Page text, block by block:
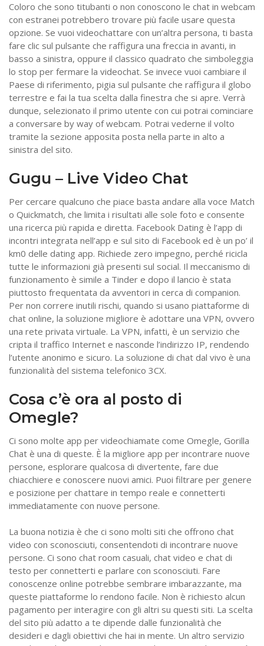
Coloro che sono titubanti o non conoscono le chat in webcam
con estranei potrebbero trovare più facile usare questa
opzione. Se vuoi videochattare con un’altra persona, ti basta
fare clic sul pulsante che raffigura una freccia in avanti, in
basso a sinistra, oppure il classico quadrato che simboleggia
lo stop per fermare la videochat. Se invece vuoi cambiare il
Paese di riferimento, pigia sul pulsante che raffigura il globo
terrestre e fai la tua scelta dalla finestra che si apre. Verrà
dunque, selezionato il primo utente con cui potrai cominciare
a conversare by way of webcam. Potrai vederne il volto
tramite la sezione apposita posta nella parte in alto a
sinistra del sito.
Gugu – Live Video Chat
Per cercare qualcuno che piace basta andare alla voce Match
o Quickmatch, che limita i risultati alle sole foto e consente
una ricerca più rapida e diretta. Facebook Dating è l’app di
incontri integrata nell’app e sul sito di Facebook ed è un po’ il
km0 delle dating app. Richiede zero impegno, perché ricicla
tutte le informazioni già presenti sul social. Il meccanismo di
funzionamento è simile a Tinder e dopo il lancio è stata
piuttosto frequentata da avventori in cerca di companion.
Per non correre inutili rischi, quando si usano piattaforme di
chat online, la soluzione migliore è adottare una VPN, ovvero
una rete privata virtuale. La VPN, infatti, è un servizio che
cripta il traffico Internet e nasconde l’indirizzo IP, rendendo
l’utente anonimo e sicuro. La soluzione di chat dal vivo è una
funzionalità del sistema telefonico 3CX.
Cosa c’è ora al posto di
Omegle?
Ci sono molte app per videochiamate come Omegle, Gorilla
Chat è una di queste. È la migliore app per incontrare nuove
persone, esplorare qualcosa di divertente, fare due
chiacchiere e conoscere nuovi amici. Puoi filtrare per genere
e posizione per chattare in tempo reale e connetterti
immediatamente con nuove persone.
La buona notizia è che ci sono molti siti che offrono chat
video con sconosciuti, consentendoti di incontrare nuove
persone. Ci sono chat room casuali, chat video e chat di
testo per connetterti e parlare con sconosciuti. Fare
conoscenze online potrebbe sembrare imbarazzante, ma
queste piattaforme lo rendono facile. Non è richiesto alcun
pagamento per interagire con gli altri su questi siti. La scelta
del sito più adatto a te dipende dalle funzionalità che
desideri e dagli obiettivi che hai in mente. Un altro servizio